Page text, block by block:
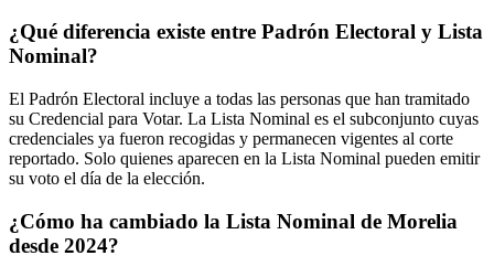
¿Qué diferencia existe entre Padrón Electoral y Lista
Nominal?
El Padrón Electoral incluye a todas las personas que han tramitado
su Credencial para Votar. La Lista Nominal es el subconjunto cuyas
credenciales ya fueron recogidas y permanecen vigentes al corte
reportado. Solo quienes aparecen en la Lista Nominal pueden emitir
su voto el día de la elección.
¿Cómo ha cambiado la Lista Nominal de Morelia
desde 2024?